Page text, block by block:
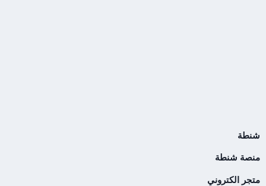
شنطة
منصة شنطة
متجر الكتروني